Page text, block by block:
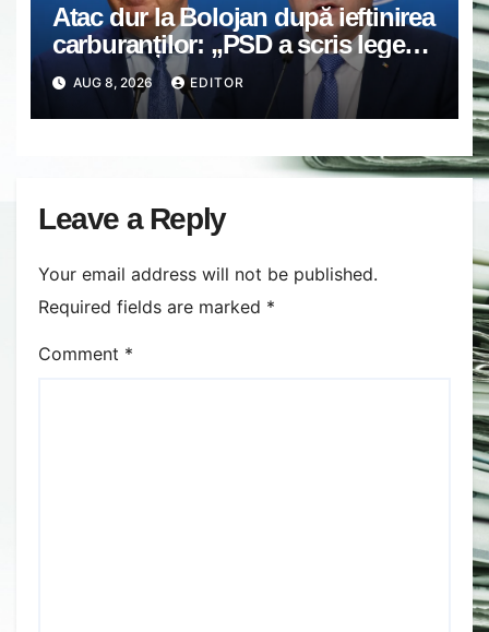
Atac dur la Bolojan după ieftinirea
carburanților: „PSD a scris legea.
Dumneavoastră ați scris discursul
de după”
AUG 8, 2026 EDITOR
Leave a Reply
Your email address will not be published.
Required fields are marked *
Comment *